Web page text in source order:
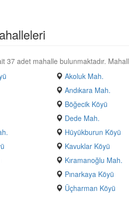
37 adet mahalle bulunmaktadır.
Akoluk Mah.
Andıkara Mah.
Böğecik Köyü
Dede Mah.
Hüyükburun Köyü
Kavuklar Köyü
Kıramanoğlu Mah.
Pınarkaya Köyü
Üçharman Köyü